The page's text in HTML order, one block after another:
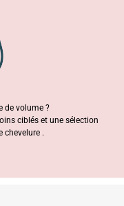
de volume ?
ciblés et une sélection
chevelure .